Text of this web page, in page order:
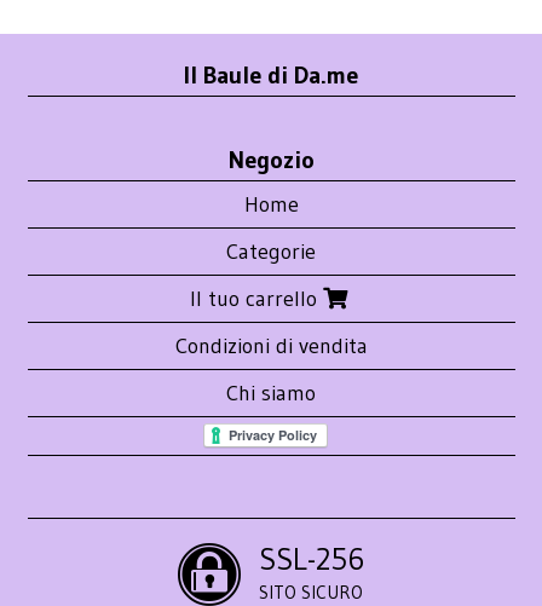
Il Baule di Da.me
Negozio
Home
Categorie
Il tuo carrello
Condizioni di vendita
Chi siamo
SSL-256
SITO SICURO